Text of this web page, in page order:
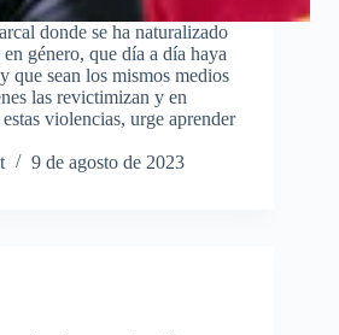
donde se ha naturalizado
género, que día a día haya
que sean los mismos medios
las revictimizan y en
violencias, urge aprender
9 de agosto de 2023